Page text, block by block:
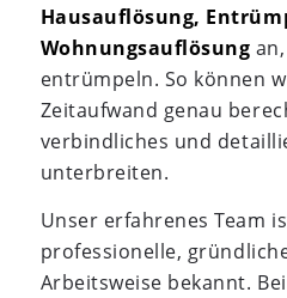
Hausauflösung,
Wohnungsauflösung
entrümpeln. So können
Zeitaufwand genau
verbindliches und
unterbreiten.
Unser erfahrenes Team
professionelle,
Arbeitsweise bekannt.